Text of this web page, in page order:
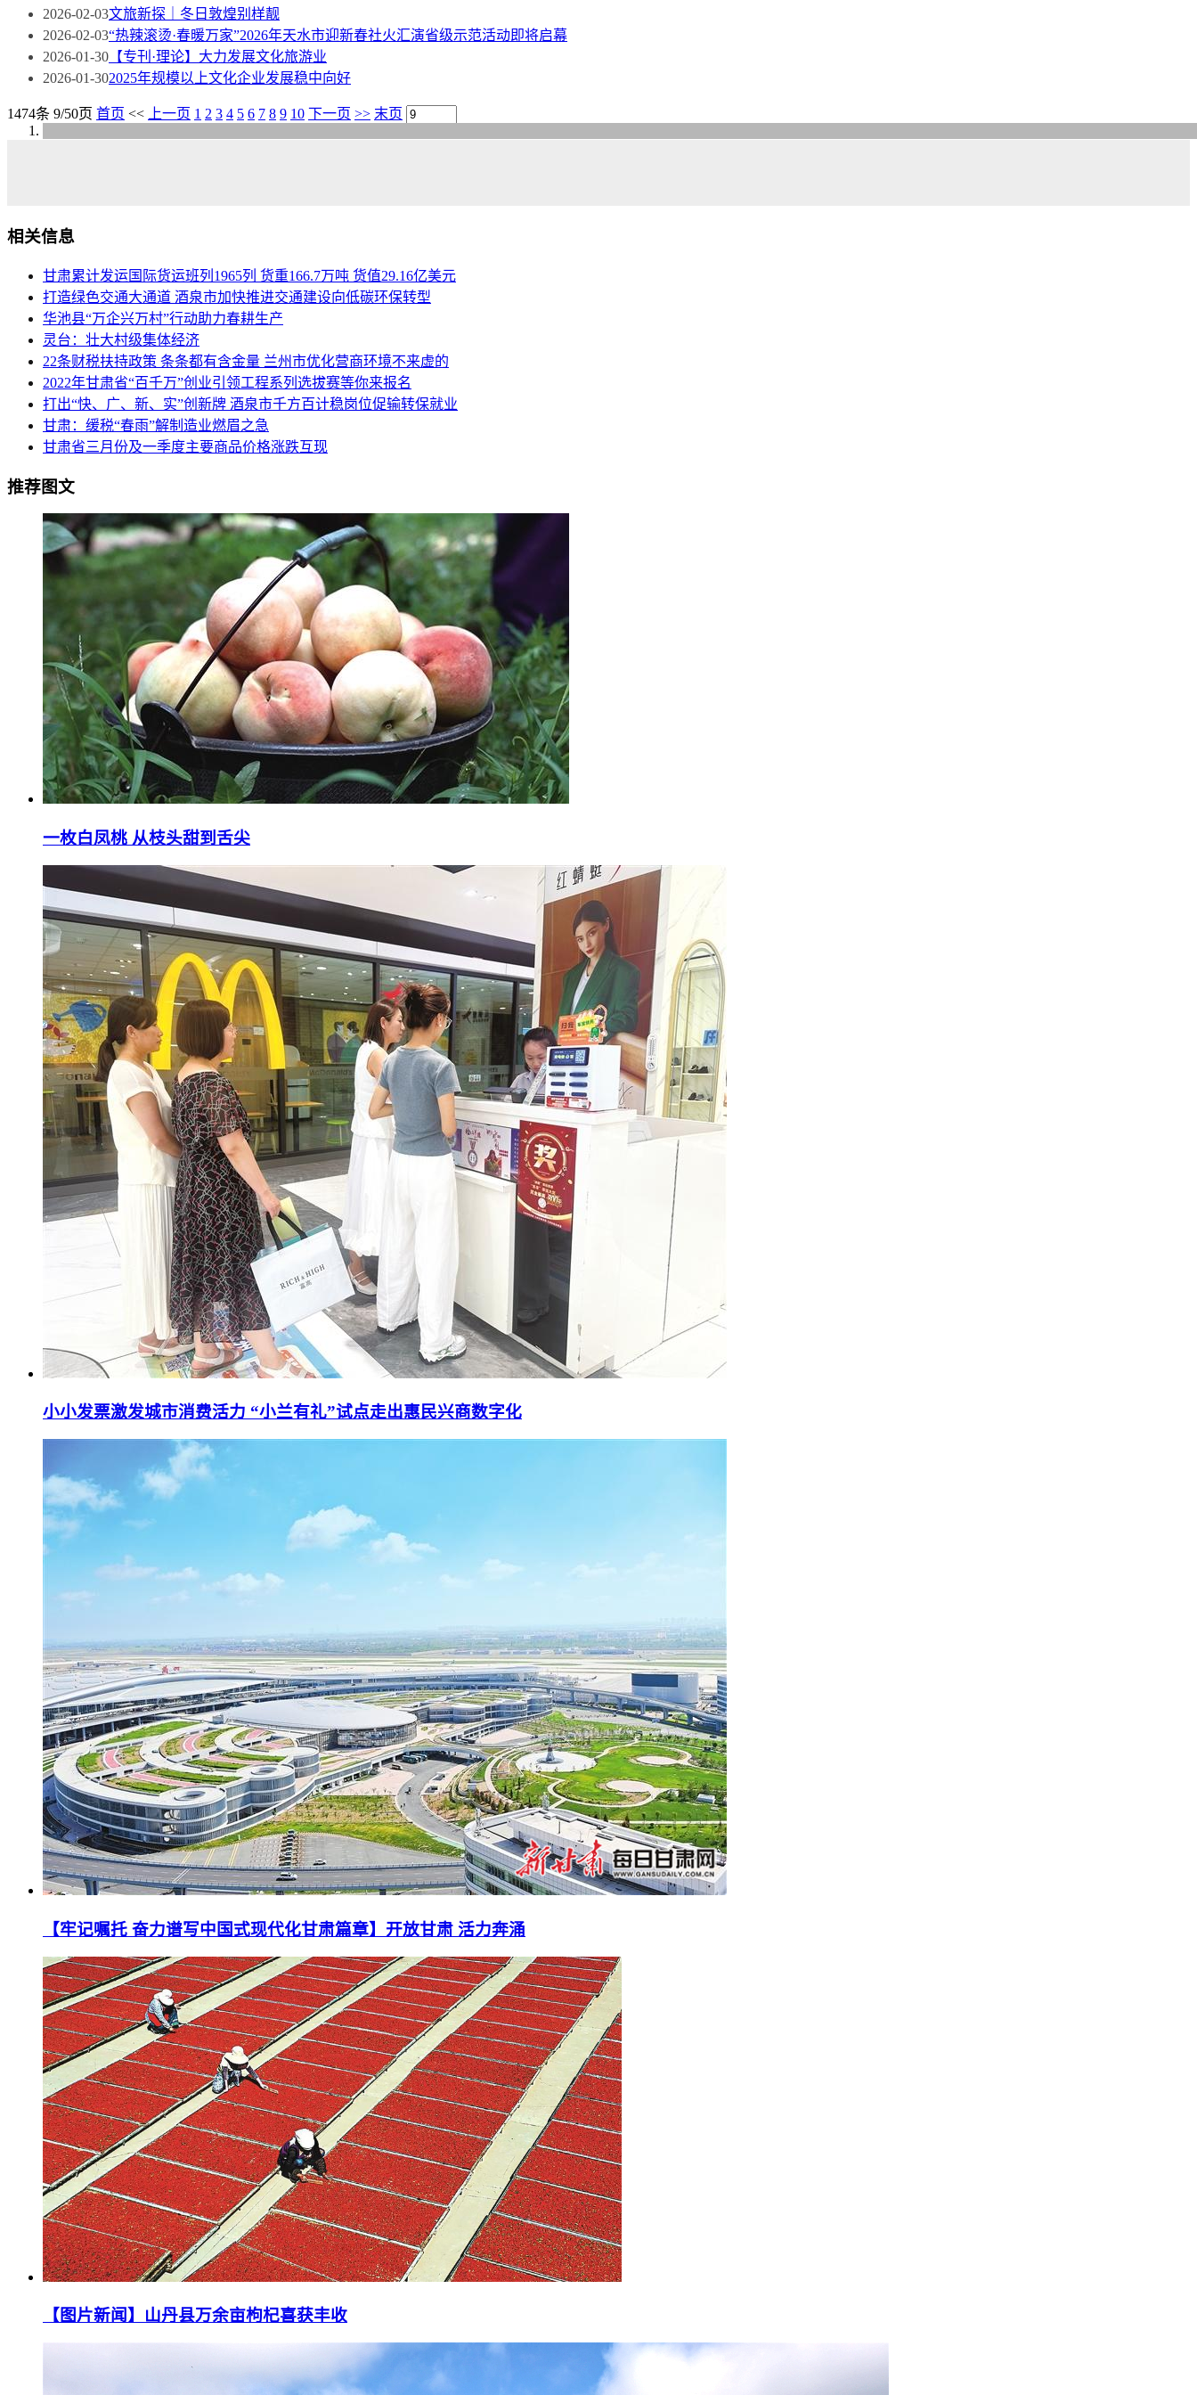
2026-02-03文旅新探｜冬日敦煌别样靓
2026-02-03“热辣滚烫·春暖万家”2026年天水市迎新春社火汇演省级示范活动即将启幕
2026-01-30 【专刊·理论】大力发展文化旅游业
2026-01-302025年规模以上文化企业发展稳中向好
1474条 9/50页 首页 << 上一页 1 2 3 4 5 6 7 8 9 10 下一页 >> 末页
相关信息
甘肃累计发运国际货运班列1965列 货重166.7万吨 货值29.16亿美元
打造绿色交通大通道 酒泉市加快推进交通建设向低碳环保转型
华池县“万企兴万村”行动助力春耕生产
灵台：壮大村级集体经济
22条财税扶持政策 条条都有含金量 兰州市优化营商环境不来虚的
2022年甘肃省“百千万”创业引领工程系列选拔赛等你来报名
打出“快、广、新、实”创新牌 酒泉市千方百计稳岗位促输转保就业
甘肃：缓税“春雨”解制造业燃眉之急
甘肃省三月份及一季度主要商品价格涨跌互现
推荐图文
一枚白凤桃 从枝头甜到舌尖
小小发票激发城市消费活力 “小兰有礼”试点走出惠民兴商数字化
【牢记嘱托 奋力谱写中国式现代化甘肃篇章】开放甘肃 活力奔涌
【图片新闻】山丹县万余亩枸杞喜获丰收